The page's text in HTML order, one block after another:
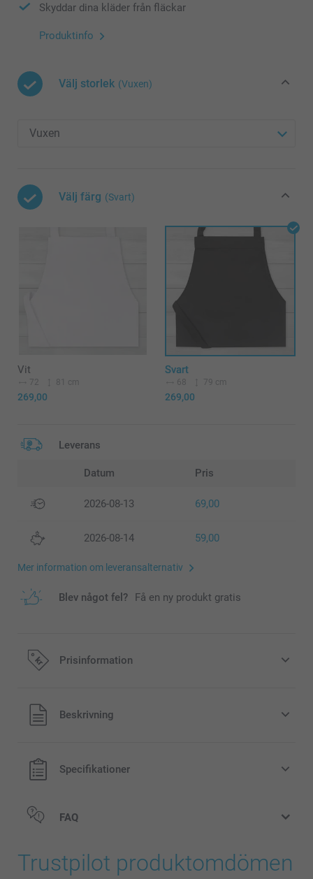
Skyddar dina kläder från fläckar
Produktinfo
Välj storlek (Vuxen)
Välj färg (Svart)
Vit
72 81 cm
269,00
Svart
68 79 cm
269,00
Leverans
Datum Pris
2026-08-13 69,00
2026-08-14 59,00
Mer information om leveransalternativ
Blev något fel? Få en ny produkt gratis
Prisinformation
Alla priser är i svenska kronor (SEK), inklusive moms och
exklusive porto.
Beskrivning
Specifikationer
FAQ
Trustpilot produktomdömen